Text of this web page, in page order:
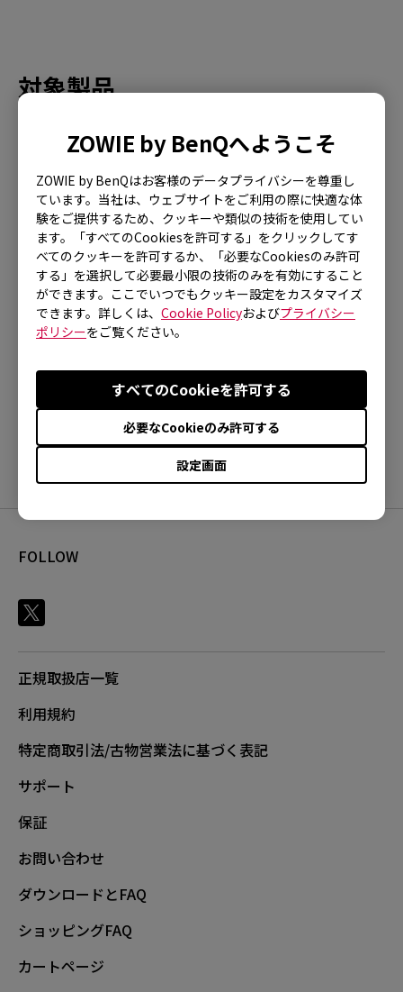
ZOWIE by BenQへようこそ
ZOWIE by BenQはお客様のデータプライバシーを尊重し
ています。当社は、ウェブサイトをご利用の際に快適な体
験をご提供するため、クッキーや類似の技術を使用してい
ます。「すべてのCookiesを許可する」をクリックしてす
べてのクッキーを許可するか、「必要なCookiesのみ許可
する」を選択して必要最小限の技術のみを有効にすること
ができます。ここでいつでもクッキー設定をカスタマイズ
できます。詳しくは、 Cookie Policyおよびプライバシー
ポリシーをご覧ください。
設定画面
必要なCookieのみ許可する
すべてのCookieを許可する
対象製品
XL2546K (24.5"), XL2546S (24.5"), XL2546X
(24.5"), XL2546X+, XL2566K (24.5"), XL2566X+
(24.1"), XL2586X (24.1"), XL2731 (27"), XL2731K
(27"), XL2740 (27"), XL2746K (27"), XL2746S
(27")
ご参考になりましたか？
FOLLOW
正規取扱店一覧
利用規約
特定商取引法/古物営業法に基づく表記
サポート
保証
お問い合わせ
ダウンロードとFAQ
ショッピングFAQ
カートページ